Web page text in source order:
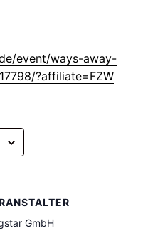
event/ways-away-
?affiliate=FZW
GmbH